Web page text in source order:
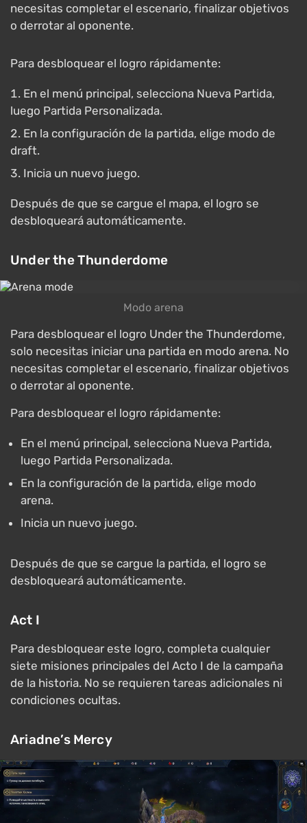
necesitas completar el escenario, finalizar objetivos
o derrotar al oponente.
Para desbloquear el logro rápidamente:
En el menú principal, selecciona Nueva Partida,
luego Partida Personalizada.
En la configuración de la partida, elige modo de
draft.
Inicia un nuevo juego.
Después de que se cargue el mapa, el logro se
desbloqueará automáticamente.
Under the Thunderdome
Modo arena
Para desbloquear el logro Under the Thunderdome,
solo necesitas iniciar una partida en modo arena. No
necesitas completar el escenario, finalizar objetivos
o derrotar al oponente.
Para desbloquear el logro rápidamente:
En el menú principal, selecciona Nueva Partida,
luego Partida Personalizada.
En la configuración de la partida, elige modo
arena.
Inicia un nuevo juego.
Después de que se cargue la partida, el logro se
desbloqueará automáticamente.
Act I
Para desbloquear este logro, completa cualquier
siete misiones principales del Acto I de la campaña
de la historia. No se requieren tareas adicionales ni
condiciones ocultas.
Ariadne’s Mercy